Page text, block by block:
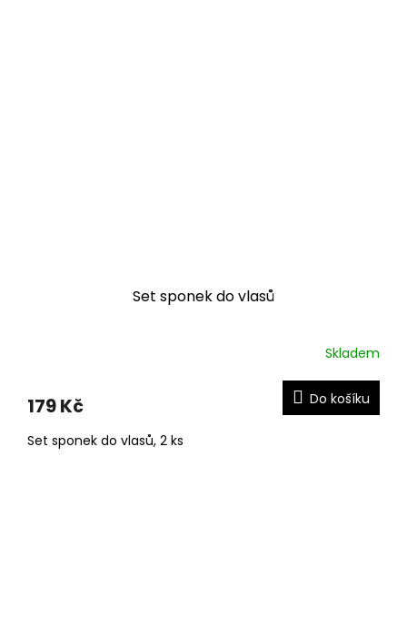
Set sponek do vlasů
Skladem
179 Kč Do košíku
Set sponek do vlasů, 2 ks